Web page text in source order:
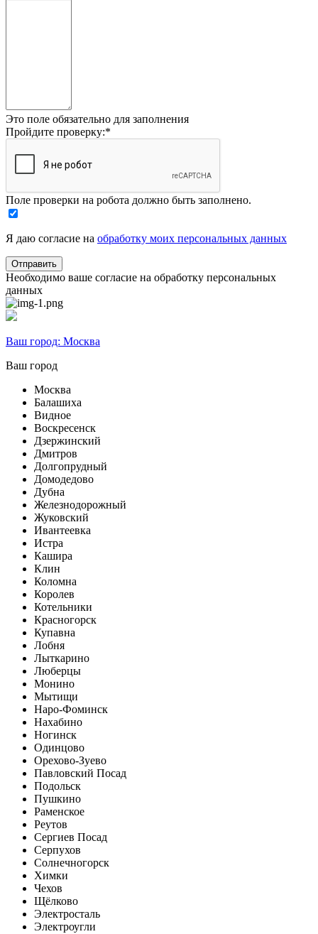
Это поле обязательно для заполнения
Пройдите проверку:*
Поле проверки на робота должно быть заполнено.
Я даю согласие на обработку моих персональных данных
Необходимо ваше согласие на обработку персональных
данных
Ваш город: Москва
Ваш город
Москва
Балашиха
Видное
Воскресенск
Дзержинский
Дмитров
Долгопрудный
Домодедово
Дубна
Железнодорожный
Жуковский
Ивантеевка
Истра
Кашира
Клин
Коломна
Королев
Котельники
Красногорск
Купавна
Лобня
Лыткарино
Люберцы
Монино
Мытищи
Наро-Фоминск
Нахабино
Ногинск
Одинцово
Орехово-Зуево
Павловский Посад
Подольск
Пушкино
Раменское
Реутов
Сергиев Посад
Серпухов
Солнечногорск
Химки
Чехов
Щёлково
Электросталь
Электроугли